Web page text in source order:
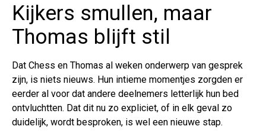
Kijkers smullen, maar
Thomas blijft stil
Dat Chess en Thomas al weken onderwerp van gesprek
zijn, is niets nieuws. Hun intieme momentjes zorgden er
eerder al voor dat andere deelnemers letterlijk hun bed
ontvluchtten. Dat dit nu zo expliciet, of in elk geval zo
duidelijk, wordt besproken, is wel een nieuwe stap.